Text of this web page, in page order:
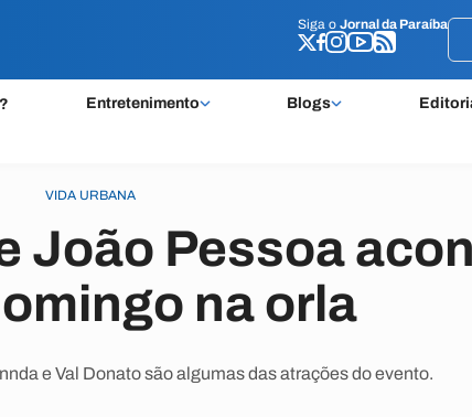
Siga o Jornal da Paraíba
Entretenimento Blogs
Siga o Jornal da Paraíba
VIDA URBANA
João Pessoa
na orla
e Val Donato são algumas das atrações do evento.